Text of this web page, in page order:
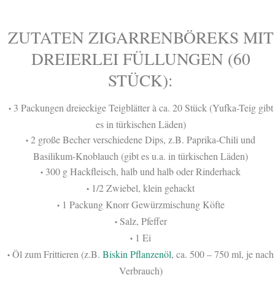
ZUTATEN ZIGARRENBÖREKS MIT
DREIERLEI FÜLLUNGEN (60
STÜCK):
•3 Packungen dreieckige Teigblätter à ca. 20 Stück (Yufka-Teig gibt
es in türkischen Läden)
• 2 große Becher verschiedene Dips, z.B. Paprika-Chili und
Basilikum-Knoblauch (gibt es u.a. in türkischen Läden)
• 300 g Hackfleisch, halb und halb oder Rinderhack
• 1/2 Zwiebel, klein gehackt
•1 Packung Knorr Gewürzmischung Köfte
•Salz, Pfeffer
• 1 Ei
• Öl zum Frittieren (z.B. Biskin Pflanzenöl, ca. 500 – 750 ml, je nach
Verbrauch)